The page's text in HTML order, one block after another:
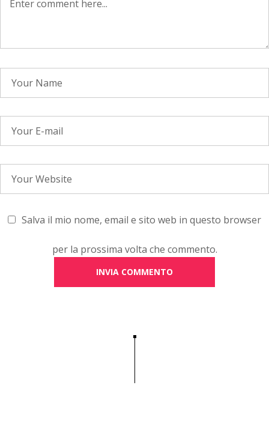
Salva il mio nome, email e sito web in questo browser
per la prossima volta che commento.